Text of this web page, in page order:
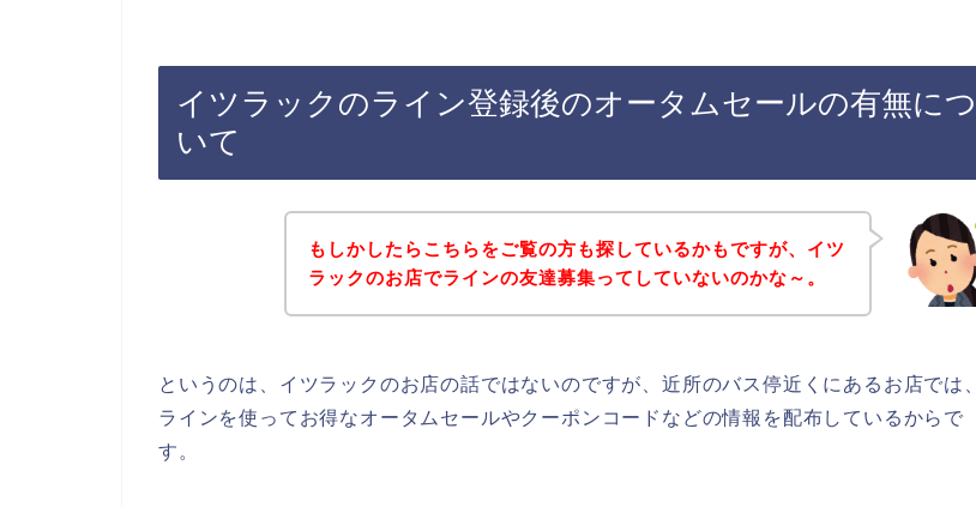
イツラックのライン登録後のオータムセールの有無につ
いて
もしかしたらこちらをご覧の方も探しているかもですが、イツ
ラックのお店でラインの友達募集ってしていないのかな～。
というのは、イツラックのお店の話ではないのですが、近所のバス停近くにあるお店では、
ラインを使ってお得なオータムセールやクーポンコードなどの情報を配布しているからで
す。